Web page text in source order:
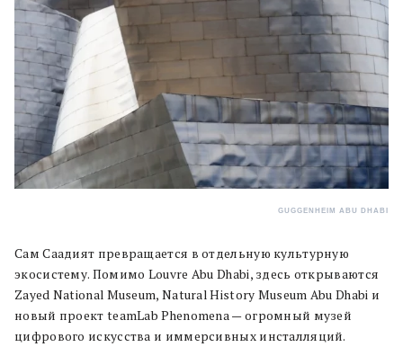
GUGGENHEIM ABU DHABI
Сам Саадият превращается в отдельную культурную
экосистему. Помимо Louvre Abu Dhabi, здесь открываются
Zayed National Museum, Natural History Museum Abu Dhabi и
новый проект teamLab Phenomena — огромный музей
цифрового искусства и иммерсивных инсталляций.